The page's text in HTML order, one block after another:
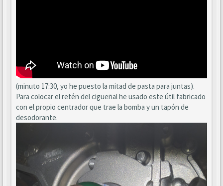
(minuto 17:30, yo he puesto la mitad de pasta para juntas).
Para colocar el retén del cigüeñal he usado este útil fabricado
con el propio centrador que trae la bomba y un tapón de
desodorante.